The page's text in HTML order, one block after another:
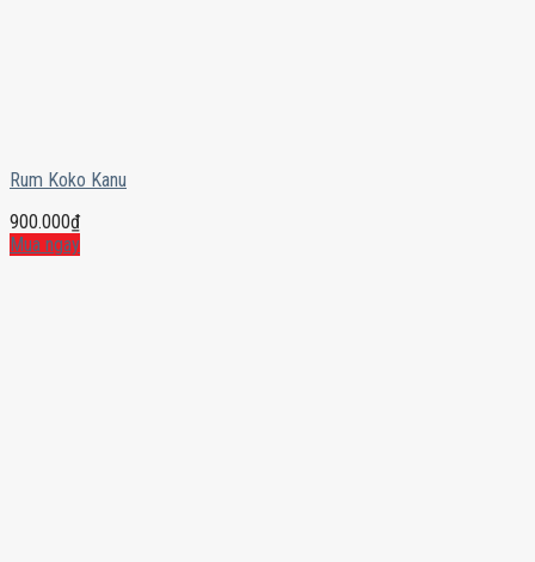
Rum Koko Kanu
900.000₫
Mua ngay